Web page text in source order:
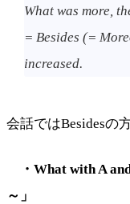
What was more,
= Besides (=
increased.
会話ではBesidesの
・What with A
～」